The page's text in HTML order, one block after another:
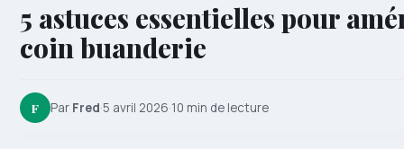
5 astuces essentielles pour
coin buanderie
F Par Fred·5 avril 2026·10 min de lecture